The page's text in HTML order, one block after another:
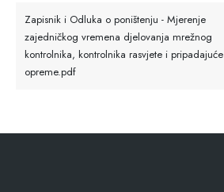
Zapisnik i Odluka o poništenju - Mjerenje
zajedničkog vremena djelovanja mrežnog
kontrolnika, kontrolnika rasvjete i pripadajuće
opreme.pdf